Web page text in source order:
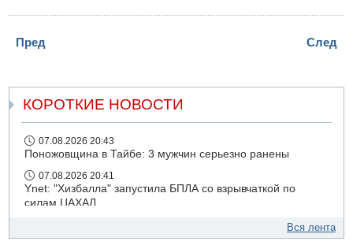
Пред След
КОРОТКИЕ НОВОСТИ
07.08.2026 20:43
Поножовщина в Тайбе: 3 мужчин серьезно ранены
07.08.2026 20:41
Ynet: "Хизбалла" запустила БПЛА со взрывчаткой по
силам ЦАХАЛ
ДТП в Ашдоде: тяжело ранены двое маленьких детей
Вся лента